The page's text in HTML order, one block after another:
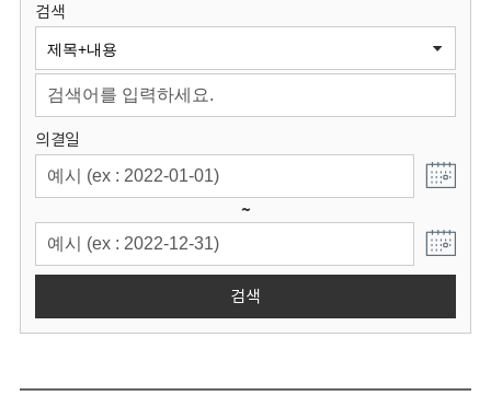
원
회
검색
의결일
~
검색